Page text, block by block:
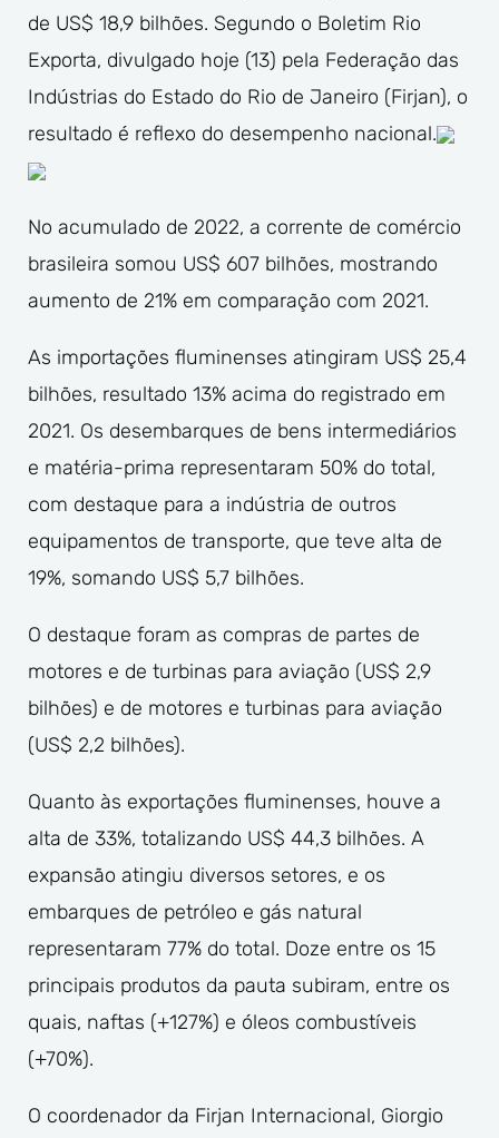
de US$ 18,9 bilhões. Segundo o Boletim Rio
Exporta, divulgado hoje (13) pela Federação das
Indústrias do Estado do Rio de Janeiro (Firjan), o
resultado é reflexo do desempenho nacional.
No acumulado de 2022, a corrente de comércio
brasileira somou US$ 607 bilhões, mostrando
aumento de 21% em comparação com 2021.
As importações fluminenses atingiram US$ 25,4
bilhões, resultado 13% acima do registrado em
2021. Os desembarques de bens intermediários
e matéria-prima representaram 50% do total,
com destaque para a indústria de outros
equipamentos de transporte, que teve alta de
19%, somando US$ 5,7 bilhões.
O destaque foram as compras de partes de
motores e de turbinas para aviação (US$ 2,9
bilhões) e de motores e turbinas para aviação
(US$ 2,2 bilhões).
Quanto às exportações fluminenses, houve a
alta de 33%, totalizando US$ 44,3 bilhões. A
expansão atingiu diversos setores, e os
embarques de petróleo e gás natural
representaram 77% do total. Doze entre os 15
principais produtos da pauta subiram, entre os
quais, naftas (+127%) e óleos combustíveis
(+70%).
O coordenador da Firjan Internacional, Giorgio